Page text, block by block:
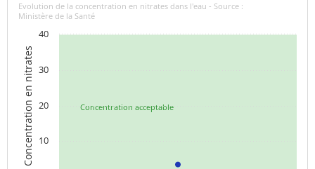
Concentration acceptable
Concentration en nitrates
Evolution de la concentration en nitrates dans l'eau - Source :
Ministère de la Santé
10
20
30
40